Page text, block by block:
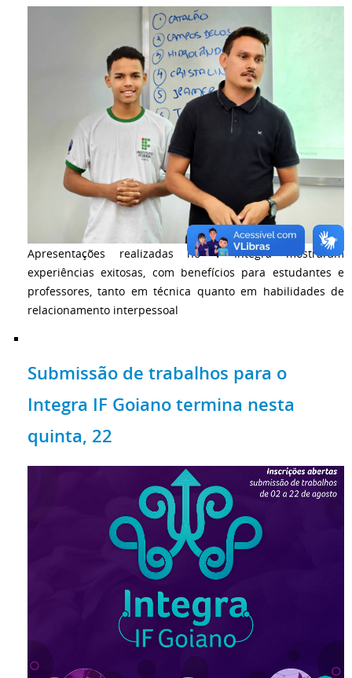
Apresentações realizadas no V Integra mostraram
experiências exitosas, com benefícios para estudantes e
professores, tanto em técnica quanto em habilidades de
relacionamento interpessoal
Submissão de trabalhos para o
Integra IF Goiano termina nesta
quinta, 22